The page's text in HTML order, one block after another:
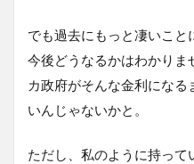
でも過去にもっと凄いこと
今後どうなるかはわかりま
カ政府がそんな金利にな
いんじゃないかと。
ただし、私のように持っ